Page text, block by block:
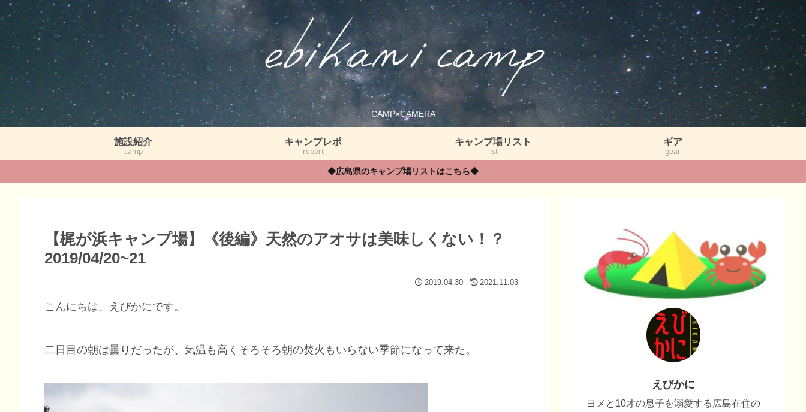
CAMP×CAMERA
施設紹介
camp
キャンプレポ
report
キャンプ場リスト
list
ギア
gear
◆広島県のキャンプ場リストはこちら◆
【梶が浜キャンプ場】《後編》天然のアオサは美味しくない！？
2019/04/20~21
2019.04.30 2021.11.03
こんにちは、えびかにです。
二日目の朝は曇りだったが、気温も高くそろそろ朝の焚火もいらない季節になって来た。
えびかに
ヨメと10才の息子を溺愛する広島在住の